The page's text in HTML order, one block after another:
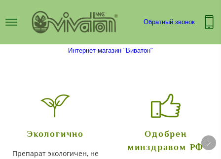
Обратный звонок
Интернет-магазин "Виватон"
Экологично
Препарат экологичен, не
Одобрен
минздравом РФ